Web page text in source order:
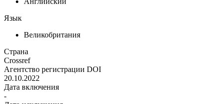
Язык
Великобритания
Страна
Crossref
Агентство регистрации DOI
20.10.2022
Дата включения
-